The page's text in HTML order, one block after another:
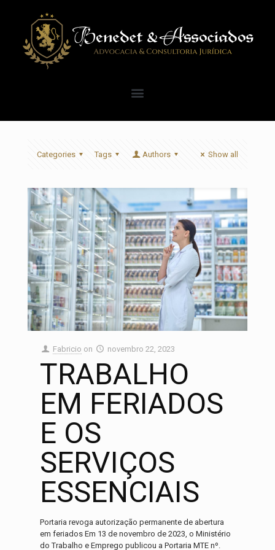
Categories Tags Authors Show all
Fabricio on novembro 22, 2023
TRABALHO
EM FERIADOS
E OS
SERVIÇOS
ESSENCIAIS
Portaria revoga autorização permanente de abertura
em feriados Em 13 de novembro de 2023, o Ministério
do Trabalho e Emprego publicou a Portaria MTE nº.